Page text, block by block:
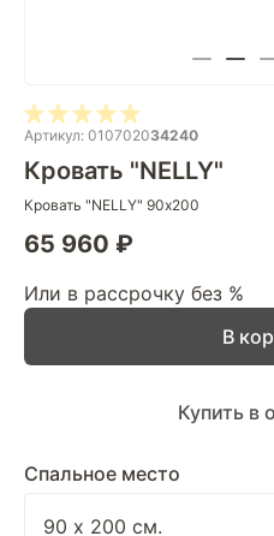
Артикул: 010702034240
Кровать "NELLY"
Кровать "NELLY" 90х200
65 960 ₽
Или в рассрочку без %
Спальное место
В
Купить в